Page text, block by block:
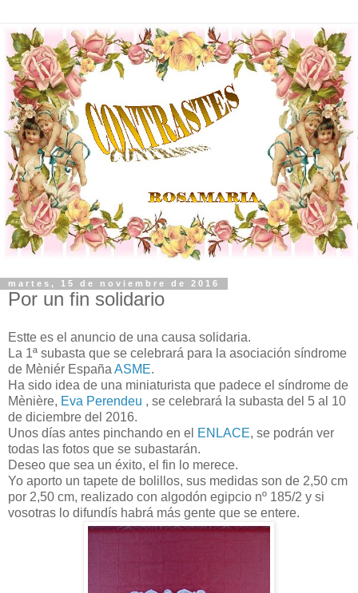
martes, 15 de noviembre de 2016
Por un fin solidario
Estte es el anuncio de una causa solidaria.
La 1ª subasta que se celebrará para la asociación síndrome
de Mèniér España ASME.
Ha sido idea de una miniaturista que padece el síndrome de
Mènière, Eva Perendeu , se celebrará la subasta del 5 al 10
de diciembre del 2016.
Unos días antes pinchando en el ENLACE, se podrán ver
todas las fotos que se subastarán.
Deseo que sea un éxito, el fin lo merece.
Yo aporto un tapete de bolillos, sus medidas son de 2,50 cm
por 2,50 cm, realizado con algodón egipcio nº 185/2 y si
vosotras lo difundís habrá más gente que se entere.